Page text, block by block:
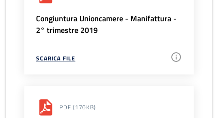
Congiuntura Unioncamere - Manifattura -
2° trimestre 2019
SCARICA FILE
PDF (170KB)